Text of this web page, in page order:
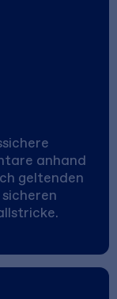
anhand
geltenden